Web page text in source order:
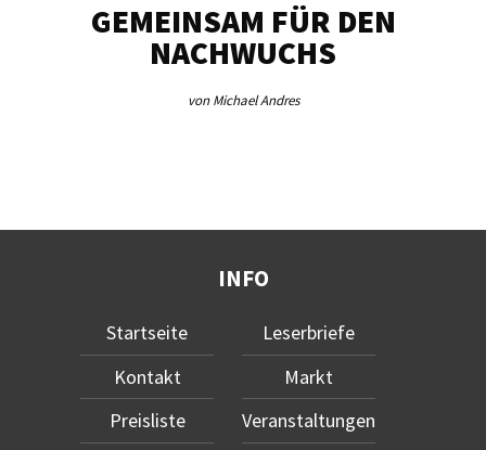
DEN SCHANZER TORHUNGER
IN LATSCH
von Michael Andres
INFO
Startseite
Kontakt
Preisliste
Leserbriefe
Markt
Veranstaltungen